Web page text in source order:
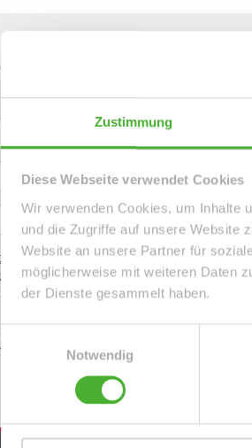
Zustimmung
Diese Webseite verwendet Cookies
Wir verwenden Cookies, um Inhalte
und die Zugriffe auf unsere Website
Website an unsere Partner für
möglicherweise mit weiteren Daten
der Dienste gesammelt haben.
Notwendig
Sie
zur Kenntnis genommen. Ich
Beantwortung meiner Anfrage
Einwilligung jederzeit für die Zukunft per
*
zu